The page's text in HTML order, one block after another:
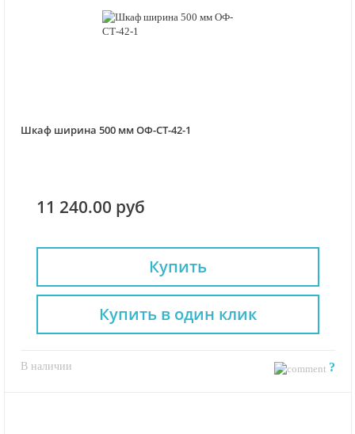
Шкаф ширина 500 мм ОФ-СТ-42-1
11 240.00 руб
Купить
В наличии ?
Купить в один клик